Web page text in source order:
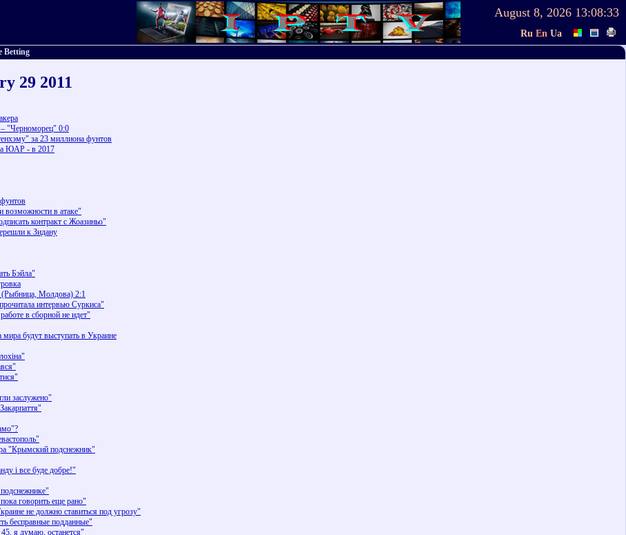
August 8, 2026 13:08:33
Ru En Ua
Betting
29 2011
"Черноморец" 0:0
за 23 миллиона фунтов
а ЮАР - в 2017
в атаке"
контракт с Жоазиньо"
к Зидану
Бэйла"
Молдова) 2:1
интервью Суркиса"
в сборной не идет"
будут выступать в Украине
заслужено"
"Крымский подснежник"
і все буде добре!"
говорить еще рано"
не должно ставиться под угрозу"
бесправные подданные"
я думаю, останется"